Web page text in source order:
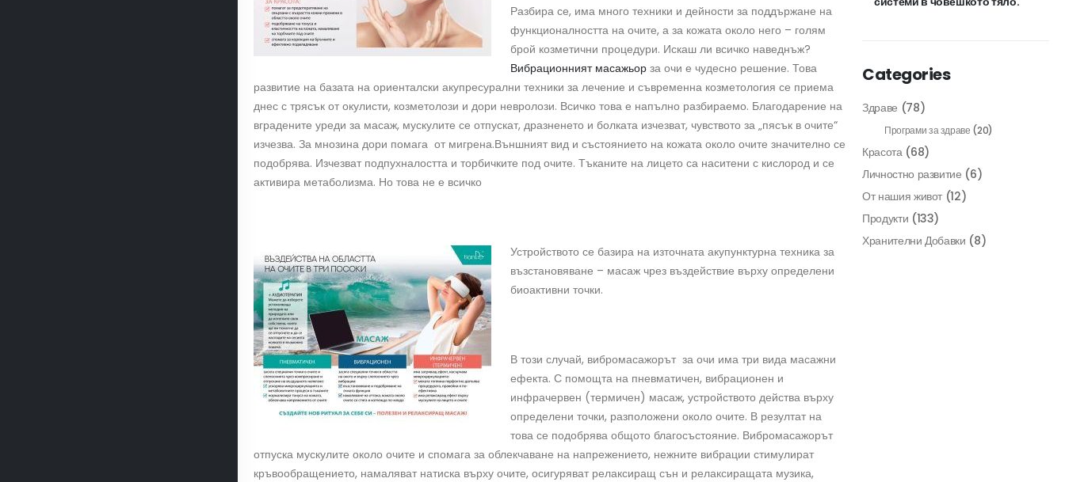
Разбира се, има много техники и дейности за поддържане на
функционалността на очите, а за кожата около него – голям
брой козметични процедури. Искаш ли всичко наведнъж?
Вибрационният масажьор за очи е чудесно решение. Това
развитие на базата на ориенталски акупресурални техники за лечение и съвременна козметология се приема
днес с трясък от окулисти, козметолози и дори невролози. Всичко това е напълно разбираемо. Благодарение на
вградените уреди за масаж, мускулите се отпускат, дразненето и болката изчезват, чувството за „пясък в очите“
изчезва. За мнозина дори помага от мигрена.Външният вид и състоянието на кожата около очите значително се
подобрява. Изчезват подпухналостта и торбичките под очите. Тъканите на лицето са наситени с кислород и се
активира метаболизма. Но това не е всичко
Устройството се базира на източната акупунктурна техника за
възстановяване – масаж чрез въздействие върху определени
биоактивни точки.
В този случай, вибромасажорът за очи има три вида масажни
ефекта. С помощта на пневматичен, вибрационен и
инфрачервен (термичен) масаж, устройството действа върху
определени точки, разположени около очите. В резултат на
това се подобрява общото благосъстояние. Вибромасажорът
отпуска мускулите около очите и спомага за облекчаване на напрежението, нежните вибрации стимулират
кръвообращението, намаляват натиска върху очите, осигуряват релаксиращ сън и релаксиращата музика,
Categories
Здраве (78)
Програми за здраве (20)
Красота(68)
Личностно развитие (6)
От нашия живот (12)
Продукти (133)
Хранителни Добавки (8)